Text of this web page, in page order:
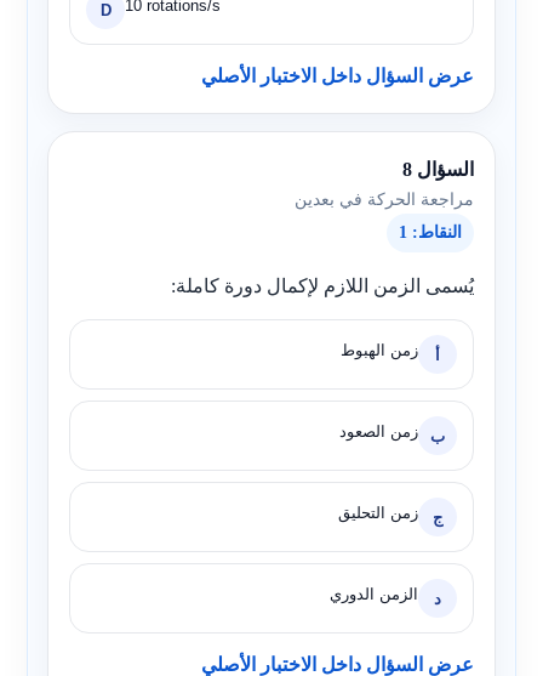
D 10 rotations/s
عرض السؤال داخل الاختبار الأصلي
السؤال 8
مراجعة الحركة في بعدين
النقاط: 1
يُسمى الزمن اللازم لإكمال دورة كاملة:
أ زمن الهبوط
ب زمن الصعود
ج زمن التحليق
د الزمن الدوري
عرض السؤال داخل الاختبار الأصلي